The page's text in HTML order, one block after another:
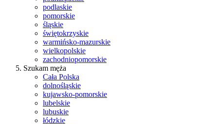
podlaskie
pomorskie
śląskie
świętokrzyskie
warmińsko-mazurskie
wielkopolskie
zachodniopomorskie
Szukam męża
Cała Polska
dolnośląskie
kujawsko-pomorskie
lubelskie
lubuskie
łódzkie